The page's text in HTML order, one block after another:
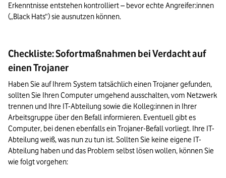
Erkenntnisse entstehen kontrolliert – bevor echte Angreifer:innen
(„Black Hats“) sie ausnutzen können.
Checkliste: Sofortmaßnahmen bei Verdacht auf
einen Trojaner
Haben Sie auf Ihrem System tatsächlich einen Trojaner gefunden,
sollten Sie Ihren Computer umgehend ausschalten, vom Netzwerk
trennen und Ihre IT-Abteilung sowie die Kolleg:innen in Ihrer
Arbeitsgruppe über den Befall informieren. Eventuell gibt es
Computer, bei denen ebenfalls ein Trojaner-Befall vorliegt. Ihre IT-
Abteilung weiß, was nun zu tun ist. Sollten Sie keine eigene IT-
Abteilung haben und das Problem selbst lösen wollen, können Sie
wie folgt vorgehen: